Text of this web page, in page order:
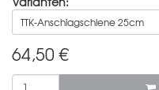
TTK-Anschlagschiene 25cm
64,50 €